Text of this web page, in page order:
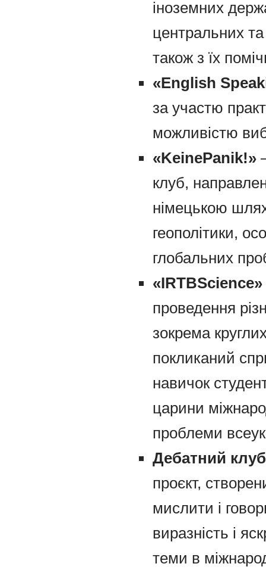
іноземних
центральних та
також з їх
«English
за участю
можливістю
«KeinePanik!»
клуб,
німецькою
геополітики,
глобальних
«IRTBScience
проведення
зокрема
покликаний
навичок
царини
проблеми
Дебатний
проєкт,
мислити і
виразність і
теми в